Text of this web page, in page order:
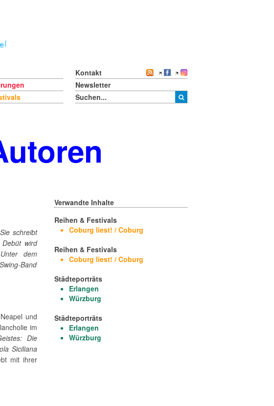
Kontakt
Newsletter
schreibt
wird
dem
Band
und
im
Die
Siciliana
mit ihrer
Verwandte Inhalte
Reihen & Festivals
Coburg liest! / Coburg
Reihen & Festivals
Coburg liest! / Coburg
Städteporträts
Erlangen
Würzburg
Städteporträts
Erlangen
Würzburg